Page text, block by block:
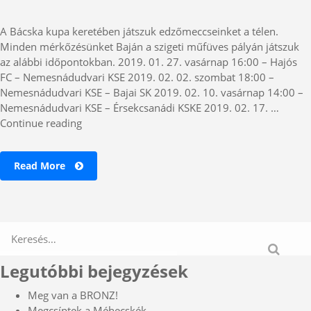
A Bácska kupa keretében játszuk edzőmeccseinket a télen.
Minden mérkőzésünket Baján a szigeti műfüves pályán játszuk
az alábbi időpontokban. 2019. 01. 27. vasárnap 16:00 – Hajós
FC – Nemesnádudvari KSE 2019. 02. 02. szombat 18:00 –
Nemesnádudvari KSE – Bajai SK 2019. 02. 10. vasárnap 14:00 –
Nemesnádudvari KSE – Érsekcsanádi KSKE 2019. 02. 17. …
Continue reading„Felkészülési
Read More
Legutóbbi bejegyzések
Meg van a BRONZ!